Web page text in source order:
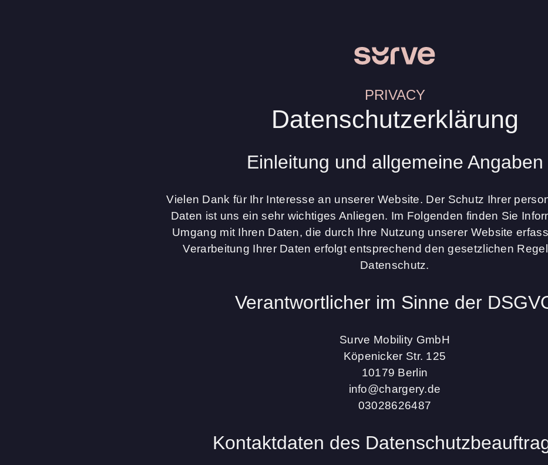
PRIVACY
Datenschutzerklärung
Einleitung und allgemeine Angaben
Vielen Dank für Ihr Interesse an unserer Website. Der Schutz Ihrer
Daten ist uns ein sehr wichtiges Anliegen. Im Folgenden finden Sie
Umgang mit Ihren Daten, die durch Ihre Nutzung unserer Website
Verarbeitung Ihrer Daten erfolgt entsprechend den gesetzlichen
Datenschutz.
Verantwortlicher im Sinne der
Surve Mobility GmbH
Köpenicker Str. 125
10179 Berlin
info@chargery.de
03028626487
Kontaktdaten des